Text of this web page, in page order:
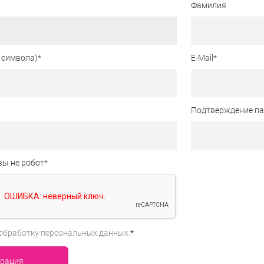
Фамилия
* E-Mail *
Подтверждение
не робот*
персональных данных.*